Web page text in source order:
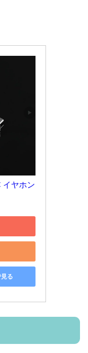
イヤホン
る